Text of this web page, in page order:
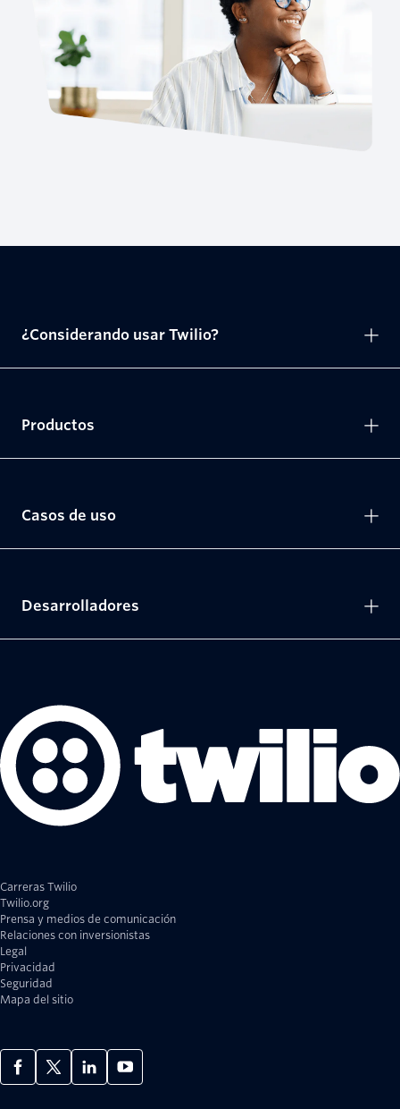
Carreras Twilio
Twilio.org
Prensa y medios de comunicación
Relaciones con inversionistas
Legal
Privacidad
Seguridad
Mapa del sitio
¿Considerando usar Twilio?
Productos
Casos de uso
Desarrolladores